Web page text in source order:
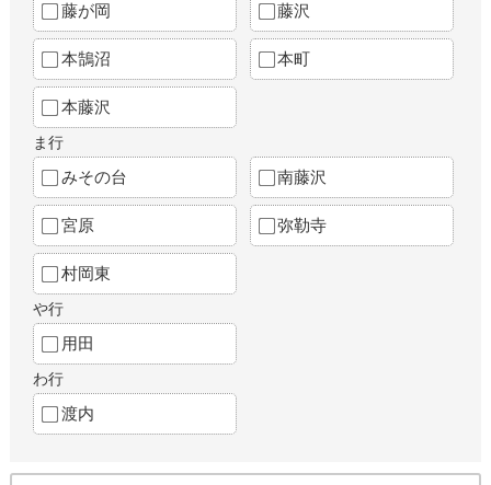
藤が岡 藤沢
本鵠沼 本町
本藤沢
ま行
みその台 南藤沢
宮原 弥勒寺
村岡東
や行
用田
わ行
渡内